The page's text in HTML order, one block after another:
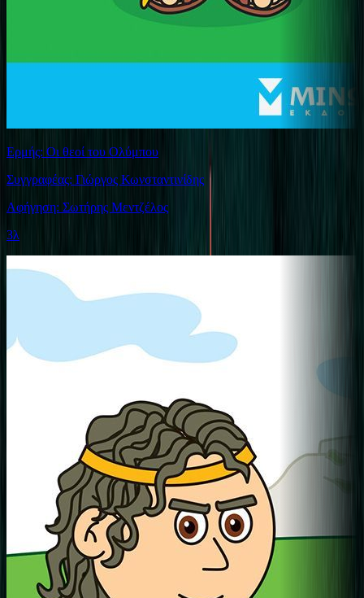
Ερμής: Οι θεοί του Ολύμπου
Συγγραφέας: Γιώργος Κωνσταντινίδης
Αφήγηση: Σωτήρης Μεντζέλος
3λ